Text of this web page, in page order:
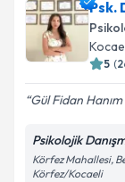
Psk.
5 (
Gül Fidan
Psikolojik
Körfez Mahallesi,
Körfez/Kocaeli